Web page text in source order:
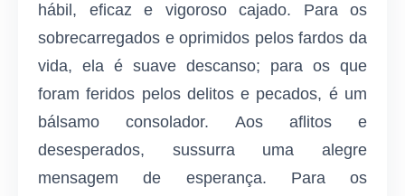
hábil, eficaz e vigoroso cajado. Para os
sobrecarregados e oprimidos pelos fardos da
vida, ela é suave descanso; para os que
foram feridos pelos delitos e pecados, é um
bálsamo consolador. Aos aflitos e
desesperados, sussurra uma alegre
mensagem de esperança. Para os